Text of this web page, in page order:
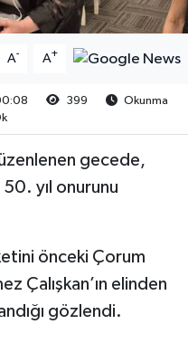
A- A+
399
Okunma
gecede,
yıl onurunu
önceki Çorum
Çalışkan’ın elinden
gözlendi.